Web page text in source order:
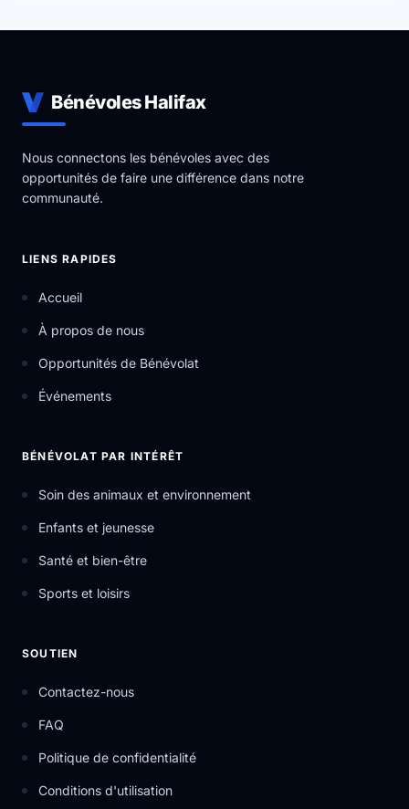
Bénévoles Halifax
Nous connectons les bénévoles avec des
opportunités de faire une différence dans notre
communauté.
LIENS RAPIDES
Accueil
À propos de nous
Opportunités de Bénévolat
Événements
BÉNÉVOLAT PAR INTÉRÊT
Soin des animaux et environnement
Enfants et jeunesse
Santé et bien-être
Sports et loisirs
SOUTIEN
Contactez-nous
FAQ
Politique de confidentialité
Conditions d'utilisation